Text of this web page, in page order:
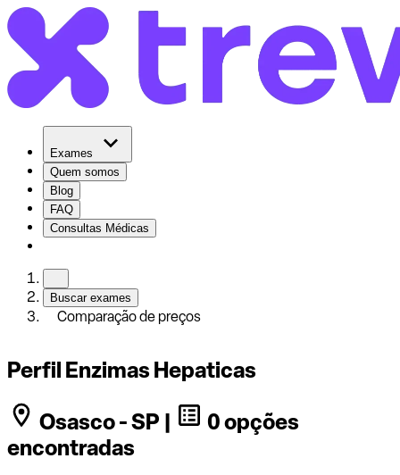
Exames
Quem somos
Blog
FAQ
Consultas Médicas
Buscar exames
Comparação de preços
Perfil Enzimas Hepaticas
Osasco - SP |
0 opções
encontradas